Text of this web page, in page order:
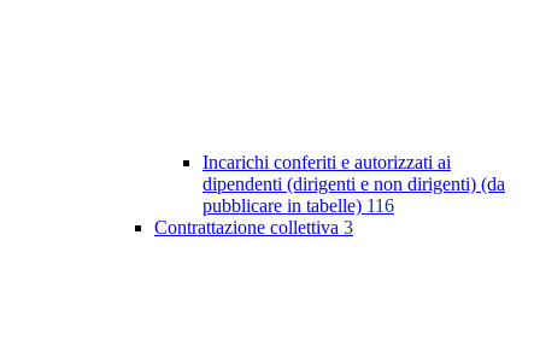
Incarichi conferiti e autorizzati ai
dipendenti (dirigenti e non dirigenti) (da
pubblicare in tabelle) 116
Contrattazione collettiva 3